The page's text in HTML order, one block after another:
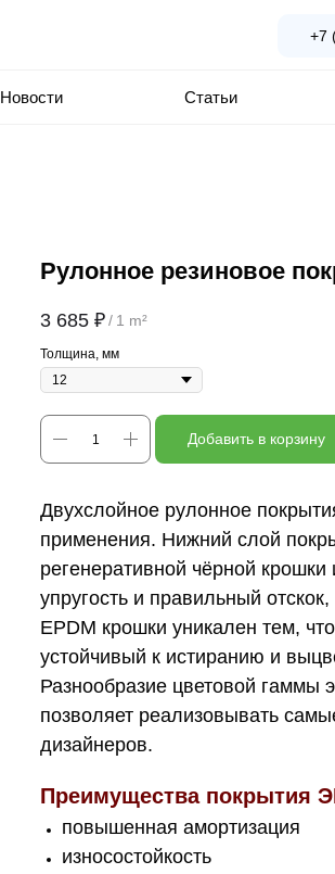
+7
Новости Статьи
Рулонное резиновое
3 685 ₽/ 1 m²
Толщина, мм
Добавить в корзину
Двухслойное рулонное
применения. Нижний слой
регенеративной чёрной
упругость и правильный
EPDM крошки уникален тем,
устойчивый к истиранию и
Разнообразие цветовой гаммы
позволяет реализовывать
дизайнеров.
Преимущества покрытия
повышенная амортизация
износостойкость